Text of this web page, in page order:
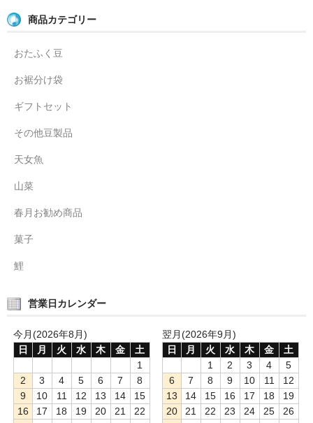
商品カテゴリー
おたふく豆
お裾分け袋
ギフトセット
その他豆製品
天女魚
山菜
春月お勧め商品
菓子
鯉
営業日カレンダー
今月(2026年8月)
日
月 火 水 木 金
土
1
2
3 4 5 6 7
8
9
10 11 12 13 14
15
16
17 18 19 20 21
22
翌月(2026年9月)
日
月 火 水 木 金
土
1
2 3 4
5
6
7 8 9 10 11
12
13
14 15 16 17 18
19
20
21 22 23 24 25
26